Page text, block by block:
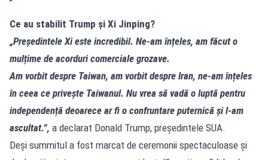
Ce au stabilit Trump și Xi Jinping?
„Președintele Xi este incredibil. Ne-am înțeles, am făcut o
mulțime de acorduri comerciale grozave.
Am vorbit despre Taiwan, am vorbit despre Iran, ne-am înțeles
în ceea ce privește Taiwanul. Nu vrea să vadă o luptă pentru
independență deoarece ar fi o confruntare puternică și l-am
ascultat.”, a declarat Donald Trump, președintele SUA.
Deși summitul a fost marcat de ceremonii spectaculoase și